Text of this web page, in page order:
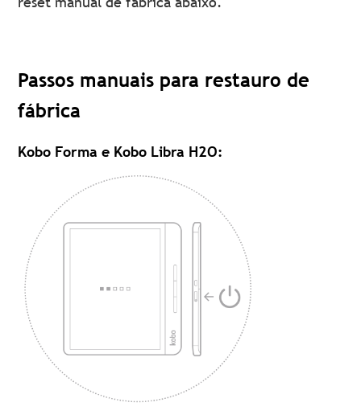
Passos manuais para restauro de
fábrica
Kobo Forma e Kobo Libra H2O: